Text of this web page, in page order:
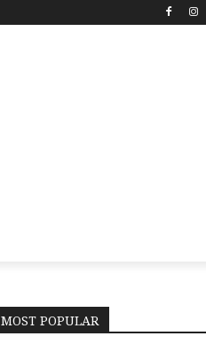
MOST POPULAR